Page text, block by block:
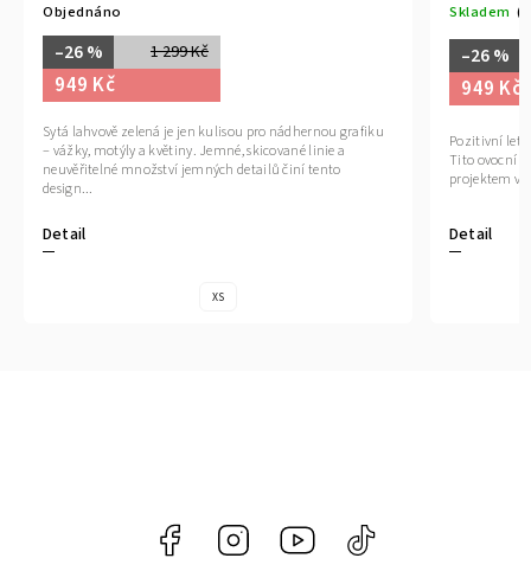
Objednáno
1 299 Kč
–26 %
949 Kč
Detail
Sytá lahvově zelená je jen kulisou pro nádhernou grafiku
– vážky, motýly a květiny. Jemné, skicované linie a
neuvěřitelné množství jemných detailů činí tento
design...
XS
Skladem
–26 %
949 Kč
Detail
Pozitivní
Tito ovocní
projektem
Facebook Instagram https://www.youtube.com/
navlnetrendu5284